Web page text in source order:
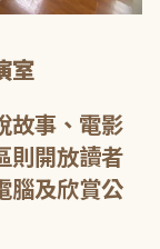
室
故事、電影
則開放讀者
腦及欣賞公